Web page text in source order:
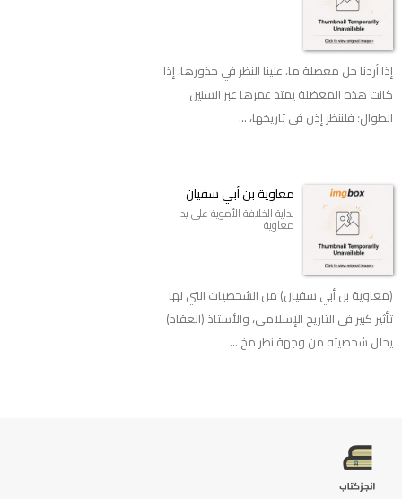
إذا أردنا حل معضلة ما، علينا النظر في جذورها، إذا
كانت هذه المعضلة يمتد عمرها عبر السنين
الطوال؛ فلننظر إذن في تاريخها، ...
معاوية بن أبي سفيان
بداية الخلافة الأموية على يد
معاوية
(معاوية بن أبي سفيان) من الشخصيات التي لها
تأثير كبير في التاريخ الإسلامي، والأستاذ (العقاد)
يحلل شخصيته من وجهة نظر مخ ...